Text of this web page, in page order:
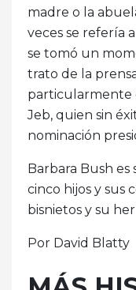
madre o la
veces se refería
se tomó un
trato de la
particularmente
Jeb, quien sin
nominación
Barbara Bush es
cinco hijos y sus
bisnietos y su
Por David Blatty